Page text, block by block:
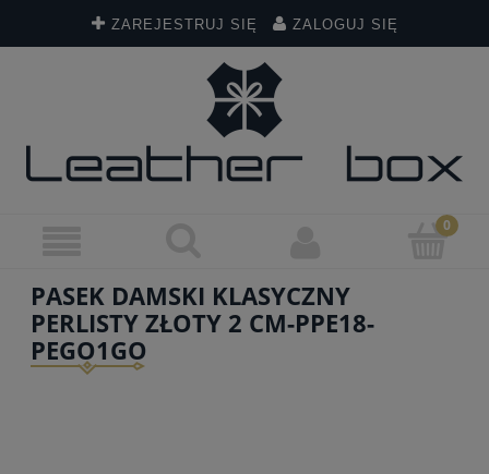
ZAREJESTRUJ SIĘ ZALOGUJ SIĘ
PASEK DAMSKI KLASYCZNY
PERLISTY ZŁOTY 2 CM-PPE18-
PEGO1GO